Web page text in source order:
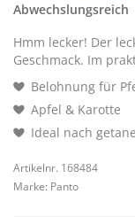
Abwechslungsreich
Hmm lecker! Der
Geschmack. Im
Belohnung für
Apfel & Karotte
Ideal nach
Artikelnr. 168484
Marke: Panto